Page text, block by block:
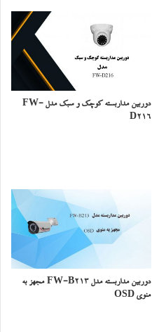
دوربین مداربسته کوچک و سبک مدل FW-
D216
دوربین مداربسته مدل FW-B213 مجهز به
منوی OSD